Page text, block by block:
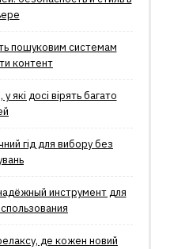
пошуковим системам
контент
які досі вірять багато
гід для вибору без
инструмент для
де кожен новий